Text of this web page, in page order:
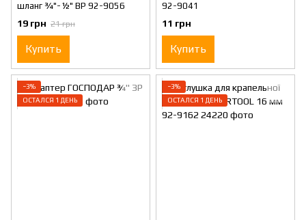
шланг ¾"-½" ВР 92-9056
19 грн 21 грн
Купить
92-9041
11 грн
Купить
−3%
ОСТАЛСЯ 1 ДЕНЬ
−3%
ОСТАЛСЯ 1 ДЕНЬ